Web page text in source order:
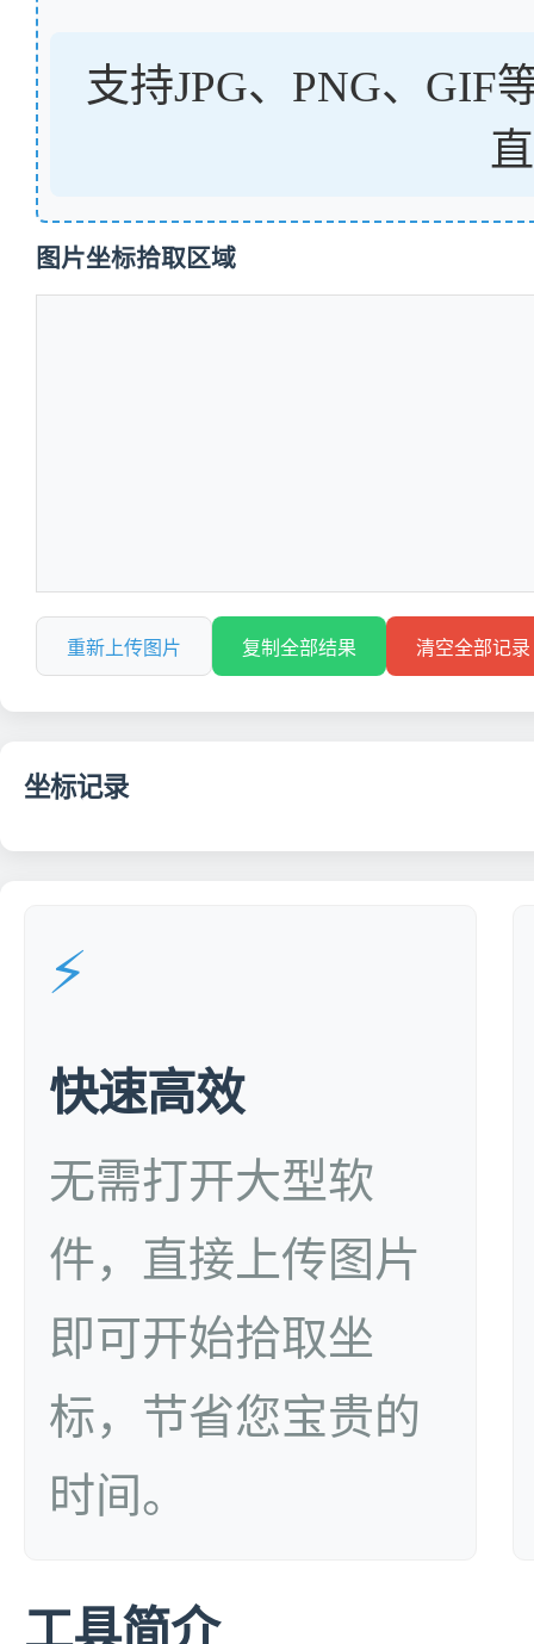
支持JPG、PNG、GIF
图片坐标拾取区域
重新上传图片 复制全部结果 清空全部记录
坐标记录
⚡
快速高效
无需打开大型软
件，直接上传图片
即可开始拾取坐
标，节省您宝贵的
时间。
工具简介